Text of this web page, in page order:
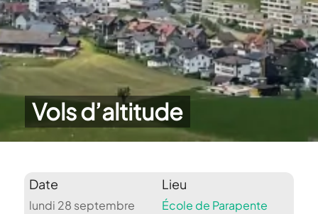
Vols d’altitude
Date
lundi 28 septembre
Lieu
École de Parapente